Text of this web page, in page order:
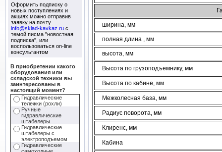
Оформить подписку о
новых поступлениях и
акциях можно отправив
заявку на почту
info@sklad-kavkaz.ruс
темой писма "новостная
подписка", или
воспользоваться on-line
консультантом
В приобретении какого
оборудования или
складской техники вы
заинтересованы в
настоящий момент?
Гидравлические
тележки (рохли)
Ручные
гидравлические
штабелеры
Гидравлические
штабелеры с
электроподъемом
Гидравлические
ширина, мм
полная длина , мм
высота, мм
Высота по грузоподъемнику, мм
Высота по кабине, мм
Межколесная база, мм
Радиус поворота, мм
Клиренс, мм
Кабина